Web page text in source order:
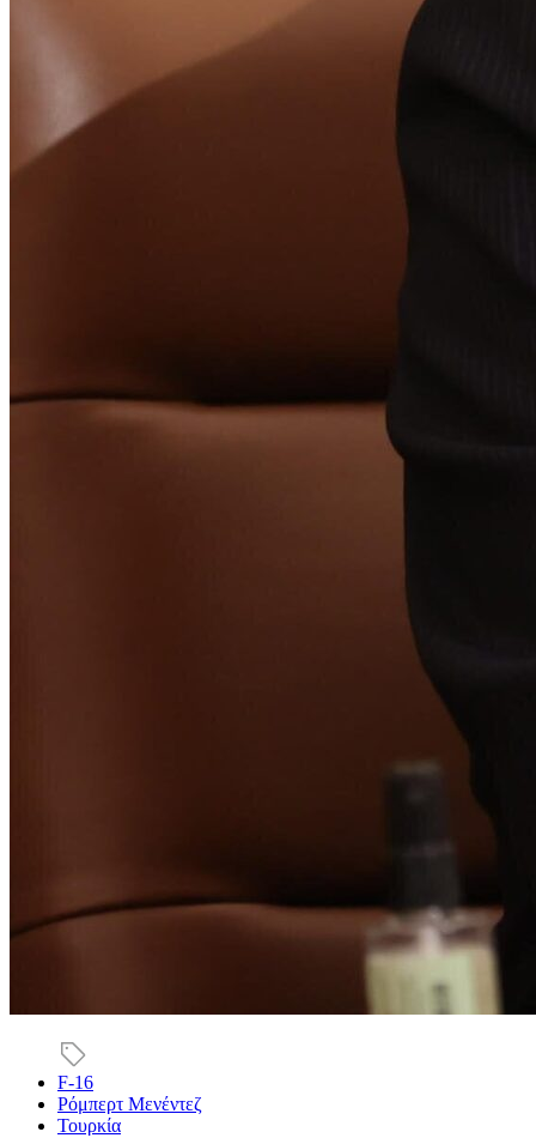
F-16
Ρόμπερτ Μενέντεζ
Τουρκία